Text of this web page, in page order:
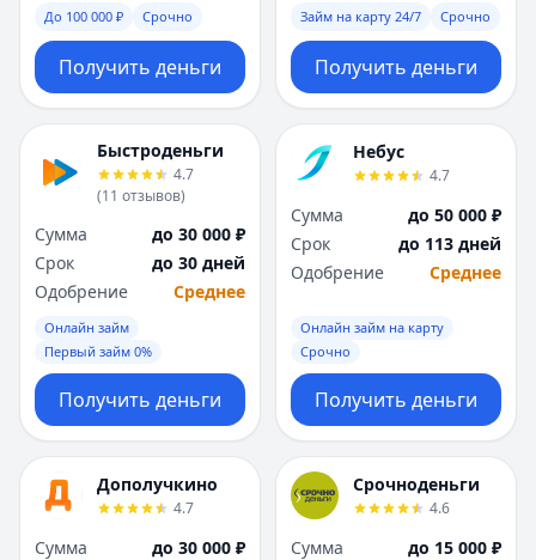
Сургут
Т
Тверь
Тольятти
Томск
Тула
Ульяновск
Уфа
Хабаровск
Ч
Чебоксары
Челябинск
Чита
Я
Ярославль
Вся Россия
Сургут
Т
Тверь
Тольятти
Томск
Тула
Ульяновск
Уфа
Хабаровск
Чебоксары
Челябинск
Чита
Я
Ярославль
Вся Россия
До 100 000 ₽ Срочно
Получить деньги
Займ на карту 24/7 Срочно
Получить деньги
Быстроденьги
4.7
(11 отзывов)
Сумма
до 30 000 ₽
Срок
до 30 дней
Одобрение
Среднее
Онлайн займ
Первый займ 0%
Получить деньги
Небус
4.7
Сумма
до 50 000 ₽
Срок
до 113 дней
Одобрение
Среднее
Онлайн займ на карту
Срочно
Получить деньги
Дополучкино
4.7
Сумма
до 30 000 ₽
Срочноденьги
4.6
Сумма
до 15 000 ₽